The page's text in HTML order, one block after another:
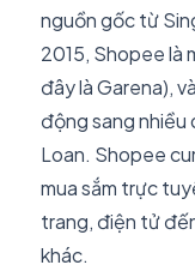
nguồn gốc từ
2015, Shopee là
đây là Garena),
động sang nhiều
Loan. Shopee
mua sắm trực
trang, điện tử
khác.